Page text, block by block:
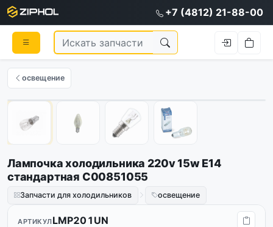
+7 (4812) 21-88-00
освещение
Лампочка холодильника 220v 15w E14
стандартная C00851055
Запчасти для холодильников освещение
АРТИКУЛLMP201UN